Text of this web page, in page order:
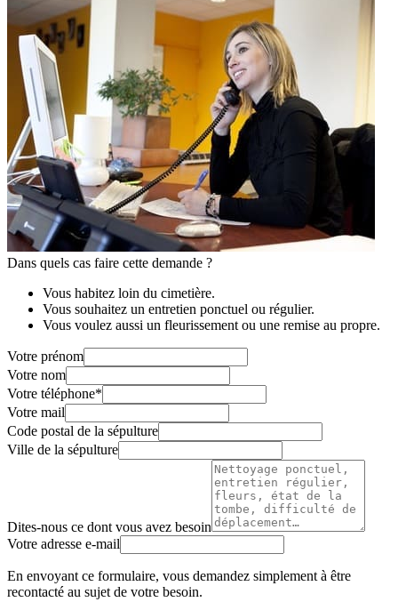
Dans quels cas faire cette demande ?
Vous habitez loin du cimetière.
Vous souhaitez un entretien ponctuel ou régulier.
Vous voulez aussi un fleurissement ou une remise au propre.
Votre prénom
Votre nom
Votre téléphone*
Votre mail
Code postal de la sépulture
Ville de la sépulture
Dites-nous ce dont vous avez besoin
Votre adresse e-mail
En envoyant ce formulaire, vous demandez simplement à être
recontacté au sujet de votre besoin.